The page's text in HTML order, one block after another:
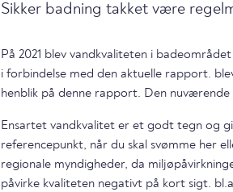
Sikker badning takket være
På 2021 blev vandkvaliteten i
i forbindelse med den aktuelle rapport.
henblik på denne rapport. Den nuværende
Ensartet vandkvalitet er et godt tegn og
referencepunkt, når du skal svømme her
regionale myndigheder, da
påvirke kvaliteten negativt på kort sigt.